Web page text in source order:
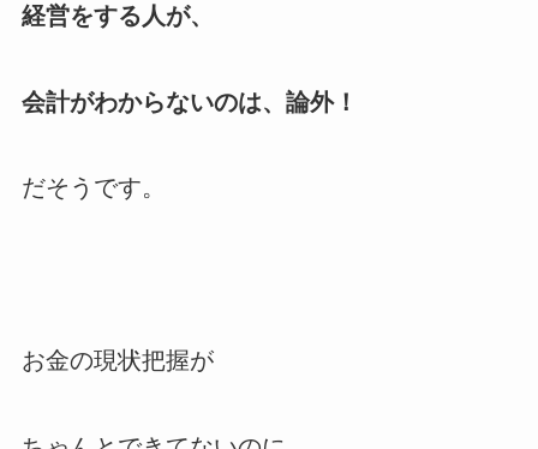
経営をする人が、
会計がわからないのは、論外！
だそうです。
お金の現状把握が